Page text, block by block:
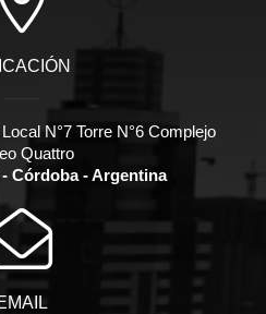
N°7 Torre N°6 Complejo
Quattro
Córdoba - Argentina